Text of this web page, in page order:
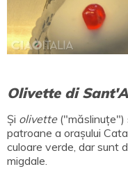
Olivette di
Și olivette("măslinuțe")
patroane a orașului
culoare verde, dar sunt
migdale.